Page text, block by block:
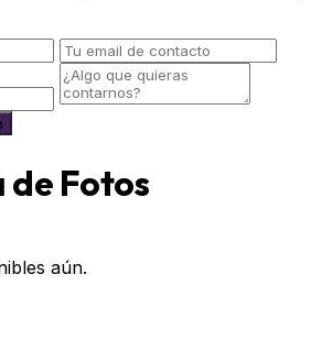
Fotos
aún.